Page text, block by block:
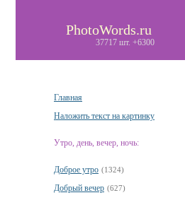
PhotoWords.ru
37717 шт. +6300
Главная
Наложить текст на картинку
Утро, день, вечер, ночь:
Доброе утро (1324)
Добрый вечер (627)